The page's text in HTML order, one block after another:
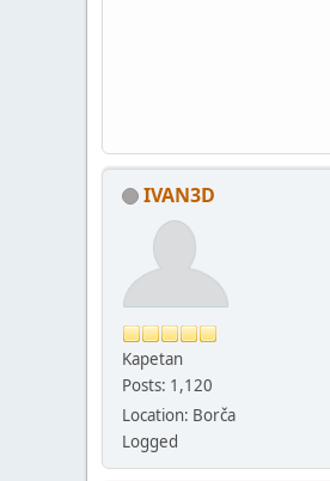
IVAN3D
Kapetan
Posts: 1,120
Location: Borča
Logged